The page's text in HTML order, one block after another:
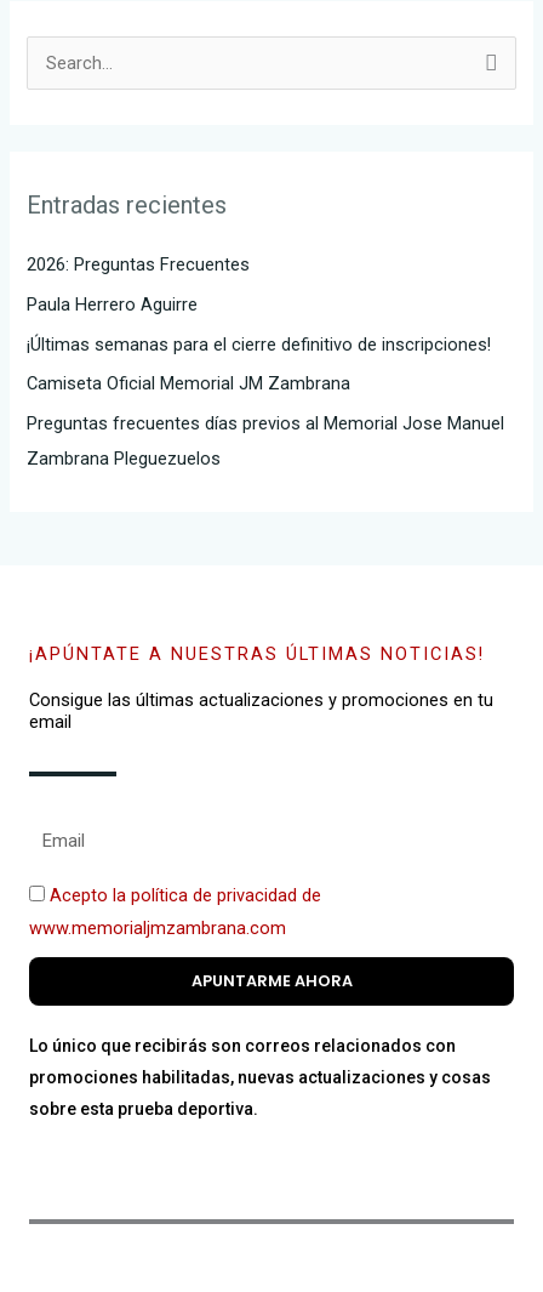
a
o
r
:
Entradas recientes
2026: Preguntas Frecuentes
Paula Herrero Aguirre
¡Últimas semanas para el cierre definitivo de inscripciones!
Camiseta Oficial Memorial JM Zambrana
Preguntas frecuentes días previos al Memorial Jose Manuel
Zambrana Pleguezuelos
¡APÚNTATE A NUESTRAS ÚLTIMAS NOTICIAS!
Consigue las últimas actualizaciones y promociones en tu
email
Acepto la política de privacidad de
www.memorialjmzambrana.com
APUNTARME AHORA
Lo único que recibirás son correos relacionados con
promociones habilitadas, nuevas actualizaciones y cosas
sobre esta prueba deportiva.